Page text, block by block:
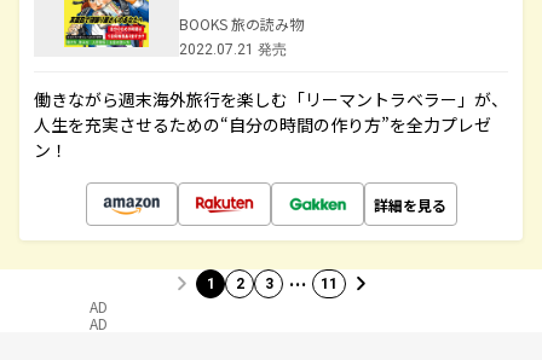
BOOKS 旅の読み物
2022.07.21 発売
働きながら週末海外旅行を楽しむ「リーマントラベラー」が、
人生を充実させるための“自分の時間の作り方”を全力プレゼ
ン！
詳細を見る
1 2 3 … 11
AD
AD